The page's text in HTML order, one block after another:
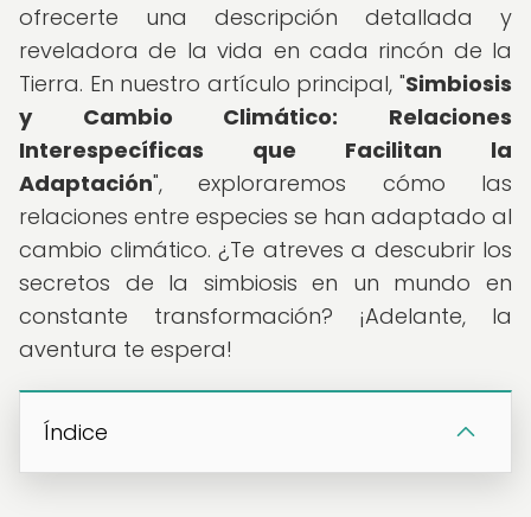
ofrecerte una descripción detallada y
reveladora de la vida en cada rincón de la
Tierra. En nuestro artículo principal, "Simbiosis
y Cambio Climático: Relaciones
Interespecíficas que Facilitan la
Adaptación", exploraremos cómo las
relaciones entre especies se han adaptado al
cambio climático. ¿Te atreves a descubrir los
secretos de la simbiosis en un mundo en
constante transformación? ¡Adelante, la
aventura te espera!
Índice